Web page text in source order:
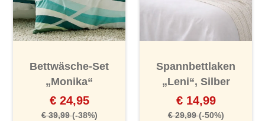
Bettwäsche-Set
„Monika“
€ 24,95
€ 39,99(-38%)
Spannbettlaken
„Leni“, Silber
€ 14,99
€ 29,99(-50%)